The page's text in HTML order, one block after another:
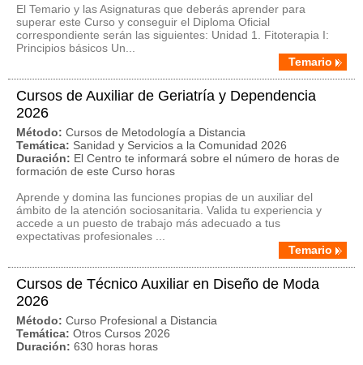
El Temario y las Asignaturas que deberás aprender para
superar este Curso y conseguir el Diploma Oficial
correspondiente serán las siguientes: Unidad 1. Fitoterapia I:
Principios básicos Un...
Temario
Cursos de Auxiliar de Geriatría y Dependencia
2026
Método: Cursos de Metodología a Distancia
Temática: Sanidad y Servicios a la Comunidad 2026
Duración: El Centro te informará sobre el número de horas de
formación de este Curso horas
Aprende y domina las funciones propias de un auxiliar del
ámbito de la atención sociosanitaria. Valida tu experiencia y
accede a un puesto de trabajo más adecuado a tus
expectativas profesionales ...
Temario
Cursos de Técnico Auxiliar en Diseño de Moda
2026
Método: Curso Profesional a Distancia
Temática: Otros Cursos 2026
Duración: 630 horas horas